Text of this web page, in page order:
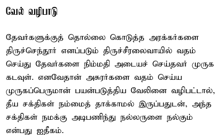
வேல் வழிபாடு
தேவர்களுக்குத் தொல்லை கொடுத்த அரக்கர்களை
திருச்செந்தூர் எனப்படும் திருச்சீரலைவாயில் வதம்
செய்து தேவர்களை நிம்மதி அடையச் செய்தவர் முருக
கடவுள். எனவேதான் அசுரர்களை வதம் செய்ய
முருகப்பெருமான் பயன்படுத்திய வேலினை வழிபட்டால்,
தீய சக்திகள் நம்மைத் தாக்காமல் இருப்பதுடன், அந்த
சக்திகள் நமக்கு அடிபணிந்து நல்லருளை நல்கும்
என்பது ஐதீகம்.